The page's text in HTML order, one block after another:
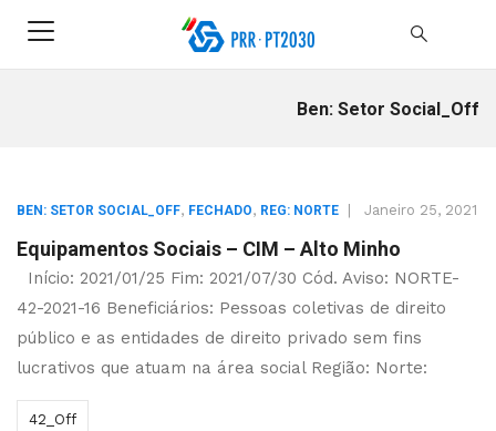
Ben: Setor Social_Off
BEN: SETOR SOCIAL_OFF, FECHADO, REG: NORTE Janeiro 25, 2021
Equipamentos Sociais – CIM – Alto Minho
Início: 2021/01/25 Fim: 2021/07/30 Cód. Aviso: NORTE-
42-2021-16 Beneficiários: Pessoas coletivas de direito
público e as entidades de direito privado sem fins
lucrativos que atuam na área social Região: Norte:
42_Off